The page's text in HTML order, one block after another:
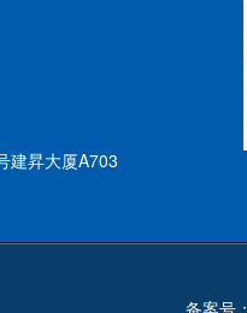
建昇大厦A703
备案号：